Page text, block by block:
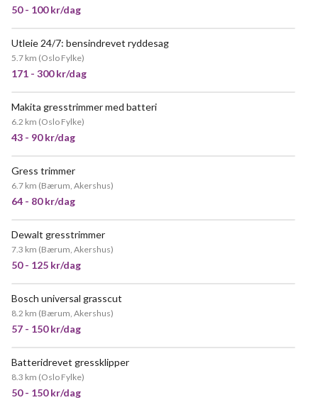
50 - 100 kr/dag
Utleie 24/7: bensindrevet ryddesag
5.7 km (Oslo Fylke)
171 - 300 kr/dag
Makita gresstrimmer med batteri
6.2 km (Oslo Fylke)
43 - 90 kr/dag
Gress trimmer
6.7 km (Bærum, Akershus)
64 - 80 kr/dag
Dewalt gresstrimmer
7.3 km (Bærum, Akershus)
50 - 125 kr/dag
Bosch universal grasscut
8.2 km (Bærum, Akershus)
57 - 150 kr/dag
Batteridrevet gressklipper
8.3 km (Oslo Fylke)
50 - 150 kr/dag